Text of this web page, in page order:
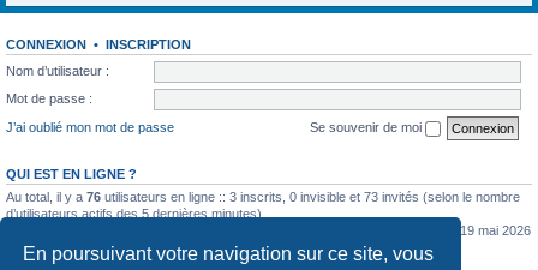
En poursuivant votre navigation sur ce site, vous
CONNEXION • INSCRIPTION
Nom d’utilisateur :
Mot de passe :
J’ai oublié mon mot de passe
Se souvenir de moi
QUI EST EN LIGNE ?
Au total, il y a 76 utilisateurs en ligne :: 3 inscrits, 0 invisible et 73 invités (selon le nombre
d’utilisateurs actifs des 5 dernières minutes)
le mar. 19 mai 2026
0:07